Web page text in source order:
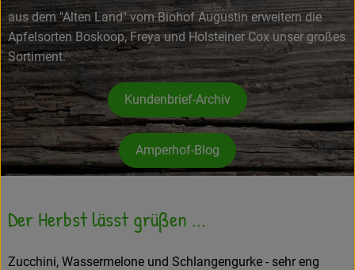
Frisches
Angebote
Haltbares
Getränke
Naturkosmetik
Gratis Ökokiste im Wert von 25 Euro
aus dem "Alten Land" vom Biohof Augustin erweitern die
Apfelsorten Boskoop, Freya und Holsteiner Cox unser großes
Sortiment.
Kundenbrief-Archiv
Amperhof-Blog
Der Herbst lässt grüßen ...
Zucchini, Wassermelone und Schlangengurke - sehr eng